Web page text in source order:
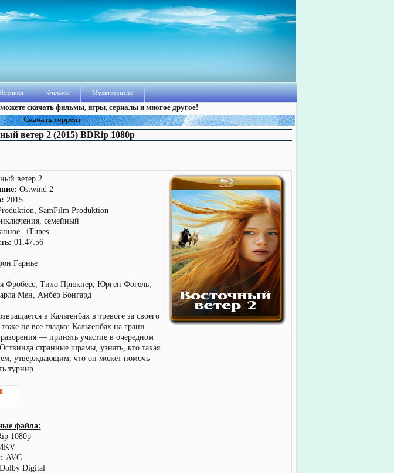
Фильмы Мультсериалы
скачать фильмы, игры, сериалы и многое другое!
Скачать торрент
ветер 2 (2015) BDRip 1080p
ветер 2
Ostwind 2
2015
SamFilm Produktion
семейный
| iTunes
01:47:56
Гарнье
Фробёсс, Тило Прюкнер, Юрген Фогель,
Мен, Амбер Бонгард
в Кальтенбах в тревоге за своего
не все гладко: Кальтенбах на грани
— принять участие в очередном
странные шрамы, узнать, кто такая
утверждающим, что он может помочь
турнир.
файла:
1080p
AVC
Digital